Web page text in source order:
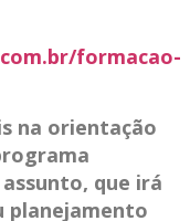
formacao-
na orientação
que irá
planejamento